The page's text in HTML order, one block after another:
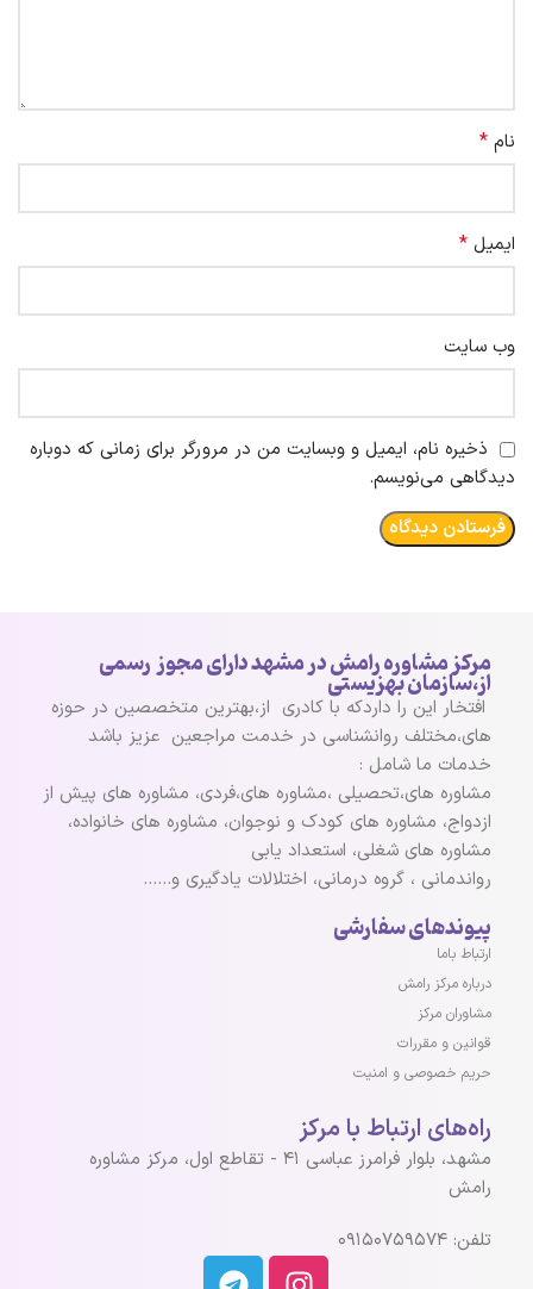
نام *
ایمیل *
وب‌ سایت
ذخیره نام، ایمیل و وبسایت من در مرورگر برای زمانی که دوباره
دیدگاهی می‌نویسم.
مرکز مشاوره رامش در مشهد دارای مجوز رسمی
از،سازمان بهزیستی
افتخار این را داردکه با کادری از،بهترین متخصصین در حوزه
های،مختلف روانشناسی در خدمت مراجعین عزیز باشد
خدمات ما شامل :
مشاوره های،تحصیلی ،مشاوره های،فردی، مشاوره های پیش از
ازدواج، مشاوره های کودک و نوجوان، مشاوره های خانواده،
مشاوره های شغلی، استعداد یابی
رواندمانی ، گروه درمانی، اختلالات یادگیری و……
پیوندهای سفارشی
ارتباط باما
درباره مرکز رامش
مشاوران مرکز
قوانین و مقررات
حریم خصوصی و امنیت
راه‌های ارتباط با مرکز
مشهد، بلوار فرامرز عباسی ۴۱ - تقاطع اول، مرکز مشاوره
رامش
تلفن: ۰۹۱۵۰۷۵۹۵۷۴